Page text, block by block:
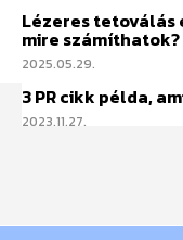
Lézeres
mire számíthatok?
2025.05.29.
3 PR cikk példa,
2023.11.27.